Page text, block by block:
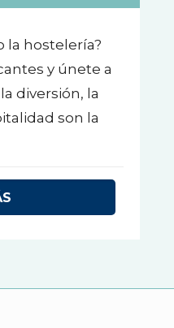
la hostelería?
y únete a
diversión, la
son la